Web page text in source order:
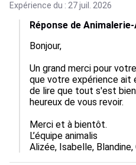
Expérience du : 27 juil. 2026
Réponse de
Bonjour,
Un grand merci pour
que votre expérience ait
de lire que tout s'est
heureux de vous revoir.
Merci et à bientôt.
L’équipe animalis
Alizée, Isabelle,